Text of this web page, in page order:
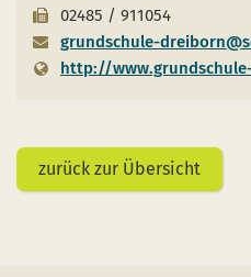
02485 / 911054
grundschule-
http://
zurück zur Übersicht